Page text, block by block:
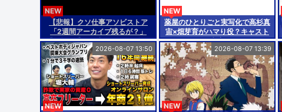
【悲報】クソ仕事アソビストア
「2週間アーカイブ残るが？」
「円盤を手元に残したい→円盤買
わない理由は？」『本アンケート
につきまして、ボケ散らかしてい
たため修正いたしました
NEW
薬屋のひとりごと実写化で高杉真
宙×畑芽育がハマり役？キャスト
考察
NEW
NEW
2026-08-07 13:50
NEW
2026-08-07 13:39